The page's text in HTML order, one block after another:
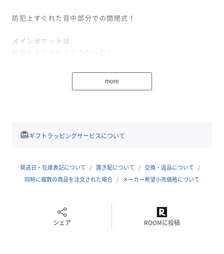
防犯上すぐれた背中部分での開閉式！
メインポケットは
外側からアクセスできないので
高見え＆雨の日も使える優秀アイテムです♪
※撮影時のライティング、ご覧になっているモニター・PC環
境により
参考サイズ：Fサイズ
more
redeemギフトラッピングサービスについて
発送日・在庫表記について 置き配について
交換・返品について
同時に複数の商品を注文された場合
メーカー希望小売価格について
シェア ROOMに投稿